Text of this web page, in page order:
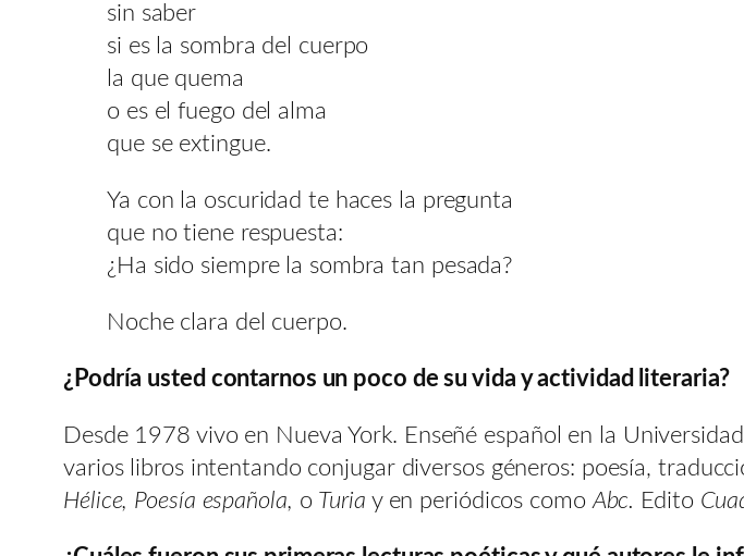
sin saber
si es la sombra del cuerpo
la que quema
o es el fuego del alma
que se extingue.
Ya con la oscuridad te haces la pregunta
que no tiene respuesta:
¿Ha sido siempre la sombra tan pesada?
Noche clara del cuerpo.
¿Podría usted contarnos un poco de su vida y actividad literaria?
Desde 1978 vivo en Nueva York. Enseñé español en la
varios libros intentando conjugar diversos géneros: poesía,
Hélice, Poesía española, o Turia y en periódicos como Abc. Edito